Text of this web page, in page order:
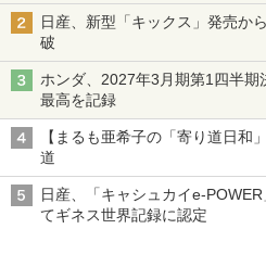
日産、新型「キックス」発売か
破
ホンダ、2027年3月期第1四半
最高を記録
【まるも亜希子の「寄り道日和
道
日産、「キャシュカイe-
てギネス世界記録に認定